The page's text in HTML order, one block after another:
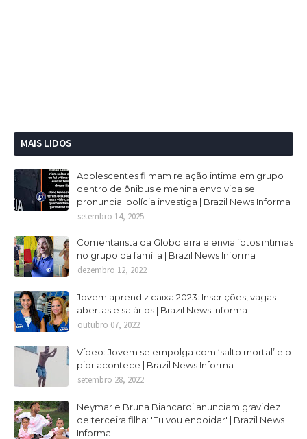
MAIS LIDOS
Adolescentes filmam relação intima em grupo
dentro de ônibus e menina envolvida se
pronuncia; polícia investiga | Brazil News Informa
setembro 14, 2025
Comentarista da Globo erra e envia fotos intimas
no grupo da família | Brazil News Informa
dezembro 12, 2022
Jovem aprendiz caixa 2023: Inscrições, vagas
abertas e salários | Brazil News Informa
outubro 07, 2022
Vídeo: Jovem se empolga com ‘salto mortal’ e o
pior acontece | Brazil News Informa
setembro 28, 2022
Neymar e Bruna Biancardi anunciam gravidez
de terceira filha: 'Eu vou endoidar' | Brazil News
Informa